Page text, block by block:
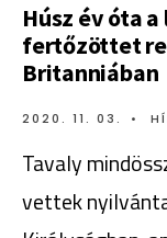
Húsz év óta
fertőzöttet
Britanniában
2020. 11. 03. •
Tavaly
vettek